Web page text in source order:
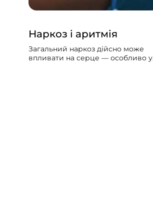
Наркоз і аритмія
Загальний наркоз дійсно може
впливати на серце — особливо у